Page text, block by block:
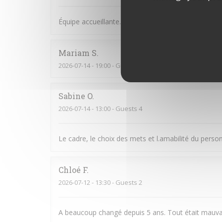
Équipe accueillante. Bonne Ambiance et on y
Mariam S
2026-07-14- 19:00 - Guests 6
Sabine O
2026-07-14- 13:00 - Guests 4
Le cadre, le choix des mets et l.amabilité du
Chloé F
2026-07-12 - 13:30 - Guests 2
A beaucoup changé depuis 5 ans. Tout était